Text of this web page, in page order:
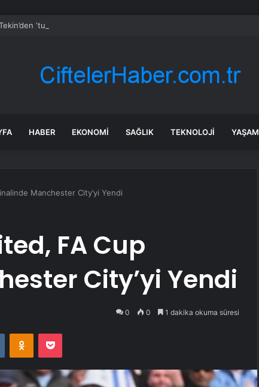
‘tutarlılık’ mesajı… Tarihi meselelerde pusula net olmalı
HABER EKONOMI SAĞLIK TEKNOLOJI YAŞAM
Manchester City’yi Yendi
FA Cup
City’yi Yendi
0 0 1 dakika okuma süresi
VKontakteOdnoklassniki
Pocket